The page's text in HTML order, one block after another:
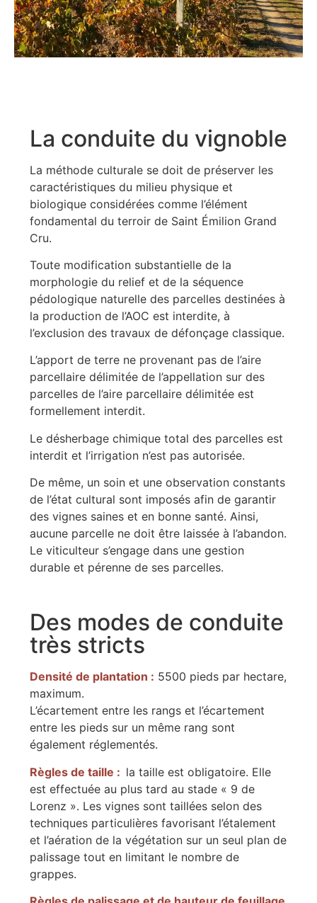
La conduite du vignoble
La méthode culturale se doit de préserver les
caractéristiques du milieu physique et
biologique considérées comme l’élément
fondamental du terroir de Saint Émilion Grand
Cru.
Toute modification substantielle de la
morphologie du relief et de la séquence
pédologique naturelle des parcelles destinées à
la production de l’AOC est interdite, à
l’exclusion des travaux de défonçage classique.
L’apport de terre ne provenant pas de l’aire
parcellaire délimitée de l’appellation sur des
parcelles de l’aire parcellaire délimitée est
formellement interdit.
Le désherbage chimique total des parcelles est
interdit et l’irrigation n’est pas autorisée.
De même, un soin et une observation constants
de l’état cultural sont imposés afin de garantir
des vignes saines et en bonne santé. Ainsi,
aucune parcelle ne doit être laissée à l’abandon.
Le viticulteur s’engage dans une gestion
durable et pérenne de ses parcelles.
Des modes de conduite
très stricts
Densité de plantation : 5500 pieds par hectare,
maximum.
L’écartement entre les rangs et l’écartement
entre les pieds sur un même rang sont
également réglementés.
Règles de taille : la taille est obligatoire. Elle
est effectuée au plus tard au stade « 9 de
Lorenz ». Les vignes sont taillées selon des
techniques particulières favorisant l’étalement
et l’aération de la végétation sur un seul plan de
palissage tout en limitant le nombre de
grappes.